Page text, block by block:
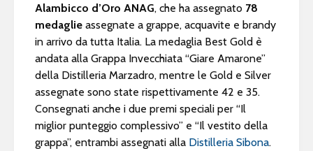
Alambicco d’Oro ANAG, che ha assegnato 78
medaglie assegnate a grappe, acquavite e brandy
in arrivo da tutta Italia. La medaglia Best Gold è
andata alla Grappa Invecchiata “Giare Amarone”
della Distilleria Marzadro, mentre le Gold e Silver
assegnate sono state rispettivamente 42 e 35.
Consegnati anche i due premi speciali per “Il
miglior punteggio complessivo” e “Il vestito della
grappa”, entrambi assegnati alla Distilleria Sibona.